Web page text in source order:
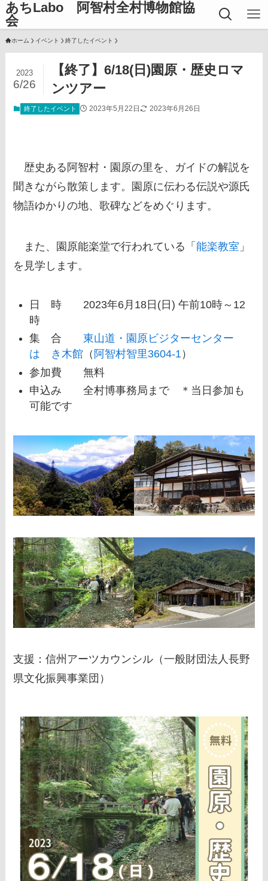
あちLabo 阿智村全村博物館協
会
ホーム イベント 終了したイベント
【終了】6/18(日)園原・歴史ロマ
ンツアー
2023
6/26
終了したイベント 2023年5月22日 2023年6月26日
歴史ある阿智村・園原の里を、ガイドの解説を
聞きながら散策します。園原に伝わる伝説や源氏
物語ゆかりの地、歌碑などをめぐります。
また、園原能楽堂で行われている「能楽教室 」
を見学します。
日 時 2023年6月18日(日) 午前10時～12
時
集 合東山道・園原ビジターセンター
はゝき木館 （ 阿智村智里3604‐1）
参加費 無料
申込み 全村博事務局まで ＊当日参加も
可能です
支援：信州アーツカウンシル（一般財団法人長野
県文化振興事業団）